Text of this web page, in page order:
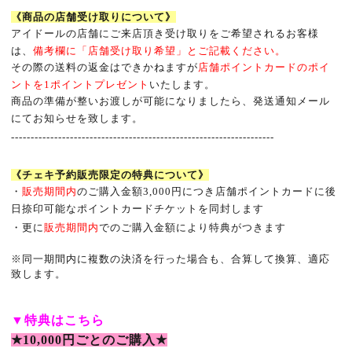
《商品の店舗受け取りについて》
アイドールの店舗にご来店頂き受け取りをご希望されるお客様
は、備考欄に「店舗受け取り希望」とご記載ください。
その際の送料の返金はできかねますが店舗ポイントカードのポイ
ントを 1ポイントプレゼント いたします。
商品の準備が整いお渡しが可能になりましたら、発送通知メール
にてお知らせを致します。
-------------------------------------------------------------------
《チェキ予約販売限定の特典について》
・販売期間内のご購入金額3,000 円につき店舗ポイントカードに後
日捺印可能なポイントカードチケットを同封します
・更に販売期間内でのご購入金額により特典がつきます
※ 同一期間内に複数の決済を行った場合も、合算して換算、適応
致します。
▼特典はこちら
★10,000 円ごとのご購入★